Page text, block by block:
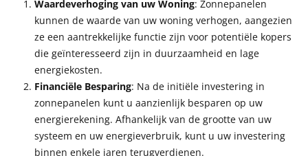
Waardeverhoging van uw Woning: Zonnepanelen
kunnen de waarde van uw woning verhogen, aangezien
ze een aantrekkelijke functie zijn voor potentiële kopers
die geïnteresseerd zijn in duurzaamheid en lage
energiekosten.
Financiële Besparing: Na de initiële investering in
zonnepanelen kunt u aanzienlijk besparen op uw
energierekening. Afhankelijk van de grootte van uw
systeem en uw energieverbruik, kunt u uw investering
binnen enkele jaren terugverdienen.